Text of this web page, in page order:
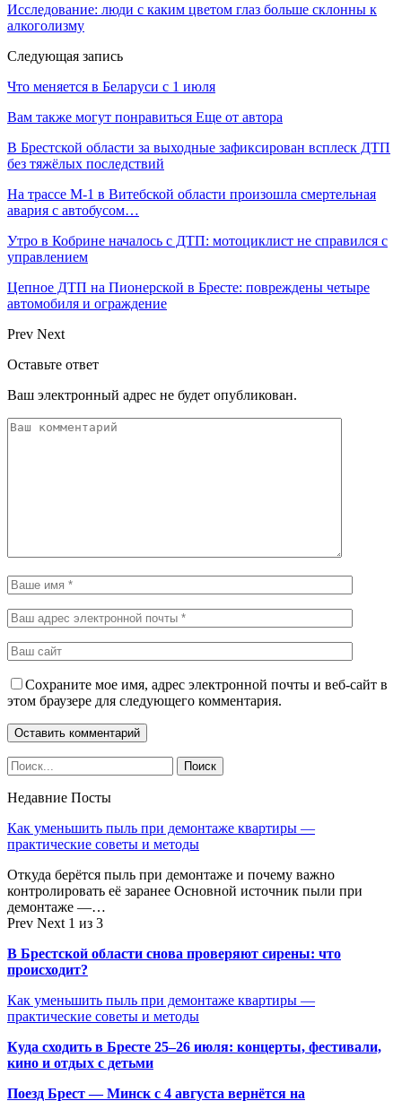
Исследование: люди с каким цветом глаз больше склонны к
алкоголизму
Следующая запись
Что меняется в Беларуси с 1 июля
Вам также могут понравиться Еще от автора
В Брестской области за выходные зафиксирован всплеск ДТП
без тяжёлых последствий
На трассе М-1 в Витебской области произошла смертельная
авария с автобусом…
Утро в Кобрине началось с ДТП: мотоциклист не справился с
управлением
Цепное ДТП на Пионерской в Бресте: повреждены четыре
автомобиля и ограждение
Prev Next
Оставьте ответ
Ваш электронный адрес не будет опубликован.
Сохраните мое имя, адрес электронной почты и веб-сайт в
этом браузере для следующего комментария.
Недавние Посты
Как уменьшить пыль при демонтаже квартиры —
практические советы и методы
Откуда берётся пыль при демонтаже и почему важно
контролировать её заранее Основной источник пыли при
демонтаже —…
Prev Next 1 из 3
В Брестской области снова проверяют сирены: что
происходит?
Как уменьшить пыль при демонтаже квартиры —
практические советы и методы
Куда сходить в Бресте 25–26 июля: концерты, фестивали,
кино и отдых с детьми
Поезд Брест — Минск с 4 августа вернётся на